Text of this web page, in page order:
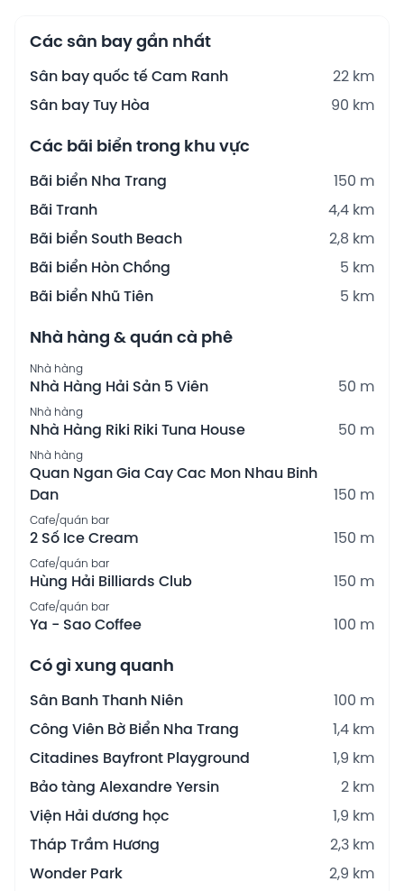
Các sân bay gần nhất
Sân bay quốc tế Cam Ranh
22 km
Sân bay Tuy Hòa
90 km
Các bãi biển trong khu vực
Bãi biển Nha Trang
150 m
Bãi Tranh
4,4 km
Bãi biển South Beach
2,8 km
Bãi biển Hòn Chồng
5 km
Bãi biển Nhũ Tiên
5 km
Nhà hàng & quán cà phê
Nhà hàng
Nhà Hàng Hải Sản 5 Viên 50 m
Nhà hàng
Nhà Hàng Riki Riki Tuna House 50 m
Nhà hàng
Quan Ngan Gia Cay Cac Mon Nhau Binh
Dan
150 m
Cafe/quán bar
2 Số Ice Cream 150 m
Cafe/quán bar
Hùng Hải Billiards Club 150 m
Cafe/quán bar
Ya - Sao Coffee 100 m
Có gì xung quanh
Sân Banh Thanh Niên
100 m
Công Viên Bờ Biển Nha Trang
1,4 km
Citadines Bayfront Playground
1,9 km
Bảo tàng Alexandre Yersin
2 km
Viện Hải dương học
1,9 km
Tháp Trầm Hương
2,3 km
Wonder Park
2,9 km